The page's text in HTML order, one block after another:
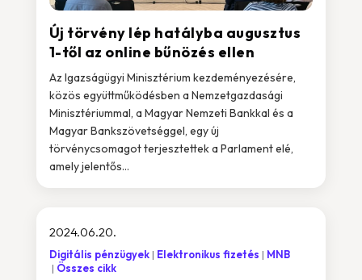
Új törvény lép hatályba augusztus
1-től az online bűnözés ellen
Az Igazságügyi Minisztérium kezdeményezésére,
közös együttműködésben a Nemzetgazdasági
Minisztériummal, a Magyar Nemzeti Bankkal és a
Magyar Bankszövetséggel, egy új
törvénycsomagot terjesztettek a Parlament elé,
amely jelentős...
2024.06.20.
Digitális pénzügyek Elektronikus fizetés
MNB
Összes cikk